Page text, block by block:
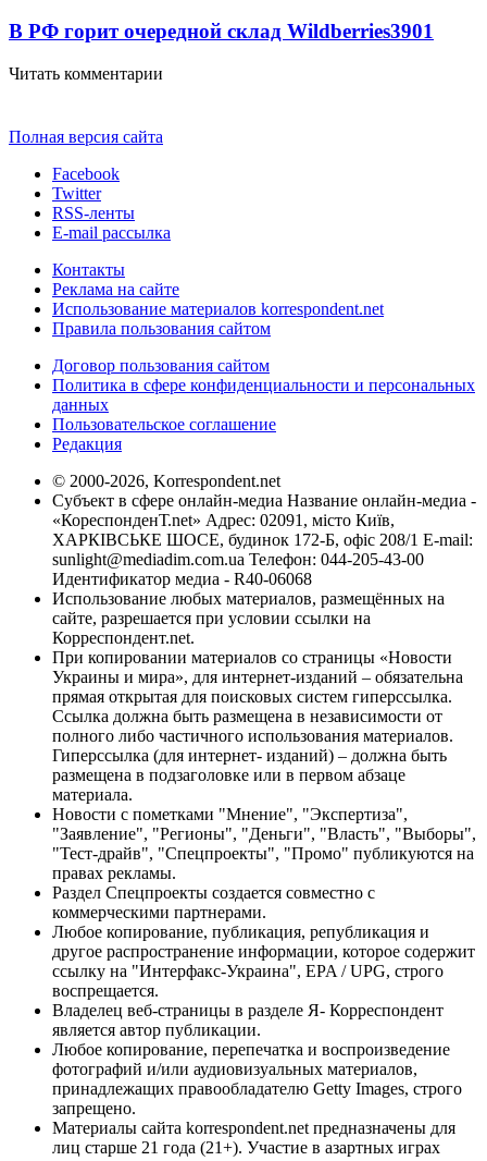
В РФ горит очередной склад Wildberries3901
Читать комментарии
Полная версия сайта
Facebook
Twitter
RSS-ленты
E-mail рассылка
Контакты
Реклама на сайте
Использование материалов korrespondent.net
Правила пользования сайтом
Договор пользования сайтом
Политика в сфере конфиденциальности и персональных
данных
Пользовательское соглашение
Редакция
© 2000-2026, Korrespondent.net
Субъект в сфере онлайн-медиа Название онлайн-медиа -
«КореспонденТ.net» Адрес: 02091, місто Київ,
ХАРКІВСЬКЕ ШОСЕ, будинок 172-Б, офіс 208/1 E-mail:
sunlight@mediadim.com.ua Телефон: 044-205-43-00
Идентификатор медиа - R40-06068
Использование любых материалов, размещённых на
сайте, разрешается при условии ссылки на
Корреспондент.net.
При копировании материалов со страницы «Новости
Украины и мира», для интернет-изданий – обязательна
прямая открытая для поисковых систем гиперссылка.
Ссылка должна быть размещена в независимости от
полного либо частичного использования материалов.
Гиперссылка (для интернет- изданий) – должна быть
размещена в подзаголовке или в первом абзаце
материала.
Новости с пометками "Мнение", "Экспертиза",
"Заявление", "Регионы", "Деньги", "Власть", "Выборы",
"Тест-драйв", "Спецпроекты", "Промо" публикуются на
правах рекламы.
Раздел Спецпроекты создается совместно с
коммерческими партнерами.
Любое копирование, публикация, републикация и
другое распространение информации, которое содержит
ссылку на "Интерфакс-Украина", EPA / UPG, строго
воспрещается.
Владелец веб-страницы в разделе Я- Корреспондент
является автор публикации.
Любое копирование, перепечатка и воспроизведение
фотографий и/или аудиовизуальных материалов,
принадлежащих правообладателю Getty Images, строго
запрещено.
Материалы сайта korrespondent.net предназначены для
лиц старше 21 года (21+). Участие в азартных играх